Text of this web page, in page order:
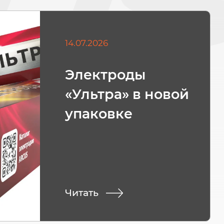
14.07.2026
Электроды
«Ультра» в новой
упаковке
Читать